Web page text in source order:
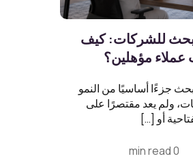
للشركات: كيف
مؤهلين؟
جزءًا أساسيًا من النمو
ولم يعد مقتصرًا على
أو […]
0 min read